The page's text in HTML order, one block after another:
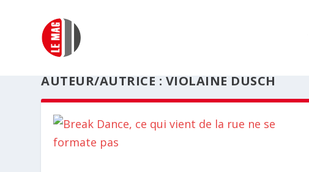
AUTEUR/AUTRICE : VIOLAINE DUSCH